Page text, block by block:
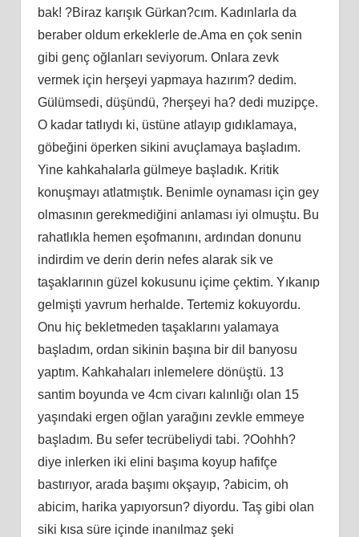
bak! ?Biraz karışık Gürkan?cım. Kadınlarla da
beraber oldum erkeklerle de.Ama en çok senin
gibi genç oğlanları seviyorum. Onlara zevk
vermek için herşeyi yapmaya hazırım? dedim.
Gülümsedi, düşündü, ?herşeyi ha? dedi muzipçe.
O kadar tatlıydı ki, üstüne atlayıp gıdıklamaya,
göbeğini öperken sikini avuçlamaya başladım.
Yine kahkahalarla gülmeye başladık. Kritik
konuşmayı atlatmıştık. Benimle oynaması için gey
olmasının gerekmediğini anlaması iyi olmuştu. Bu
rahatlıkla hemen eşofmanını, ardından donunu
indirdim ve derin derin nefes alarak sik ve
taşaklarının güzel kokusunu içime çektim. Yıkanıp
gelmişti yavrum herhalde. Tertemiz kokuyordu.
Onu hiç bekletmeden taşaklarını yalamaya
başladım, ordan sikinin başına bir dil banyosu
yaptım. Kahkahaları inlemelere dönüştü. 13
santim boyunda ve 4cm civarı kalınlığı olan 15
yaşındaki ergen oğlan yarağını zevkle emmeye
başladım. Bu sefer tecrübeliydi tabi. ?Oohhh?
diye inlerken iki elini başıma koyup hafifçe
bastırıyor, arada başımı okşayıp, ?abicim, oh
abicim, harika yapıyorsun? diyordu. Taş gibi olan
siki kısa süre içinde inanılmaz şeki